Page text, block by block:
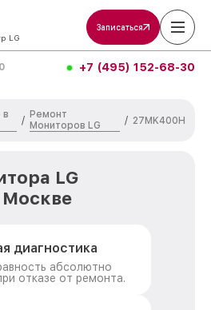
LG
Записаться
+7 (495) 152-68-30
в
/
Ремонт
Мониторов LG
/ 27MK400H
LG
Москве
диагностика
абсолютно
отказе от ремонта.